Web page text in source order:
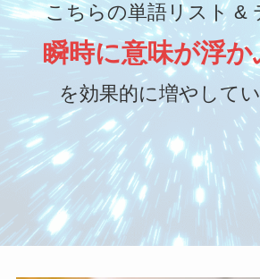
こちらの単語リスト &
瞬時に意味が浮
を効果的に増やして